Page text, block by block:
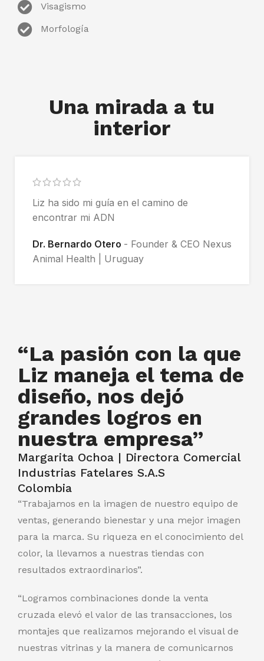
Visagismo
Morfología
Una mirada a tu
interior
Liz ha sido mi guía en el camino de
encontrar mi ADN
Dr. Bernardo Otero
Founder & CEO Nexus
Animal Health | Uruguay
“La pasión con la que
Liz maneja el tema de
diseño, nos dejó
grandes logros en
nuestra empresa”
Margarita Ochoa | Directora Comercial
Industrias Fatelares S.A.S
Colombia
“Trabajamos en la imagen de nuestro equipo de
ventas, generando bienestar y una mejor imagen
para la marca. Su riqueza en el conocimiento del
color, la llevamos a nuestras tiendas con
resultados extraordinarios”.
“Logramos combinaciones donde la venta
cruzada elevó el valor de las transacciones, los
montajes que realizamos mejorando el visual de
nuestras vitrinas y la manera de comunicarnos